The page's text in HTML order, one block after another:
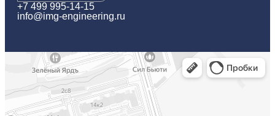
+7 499 995-14-15
info@img-engineering.ru